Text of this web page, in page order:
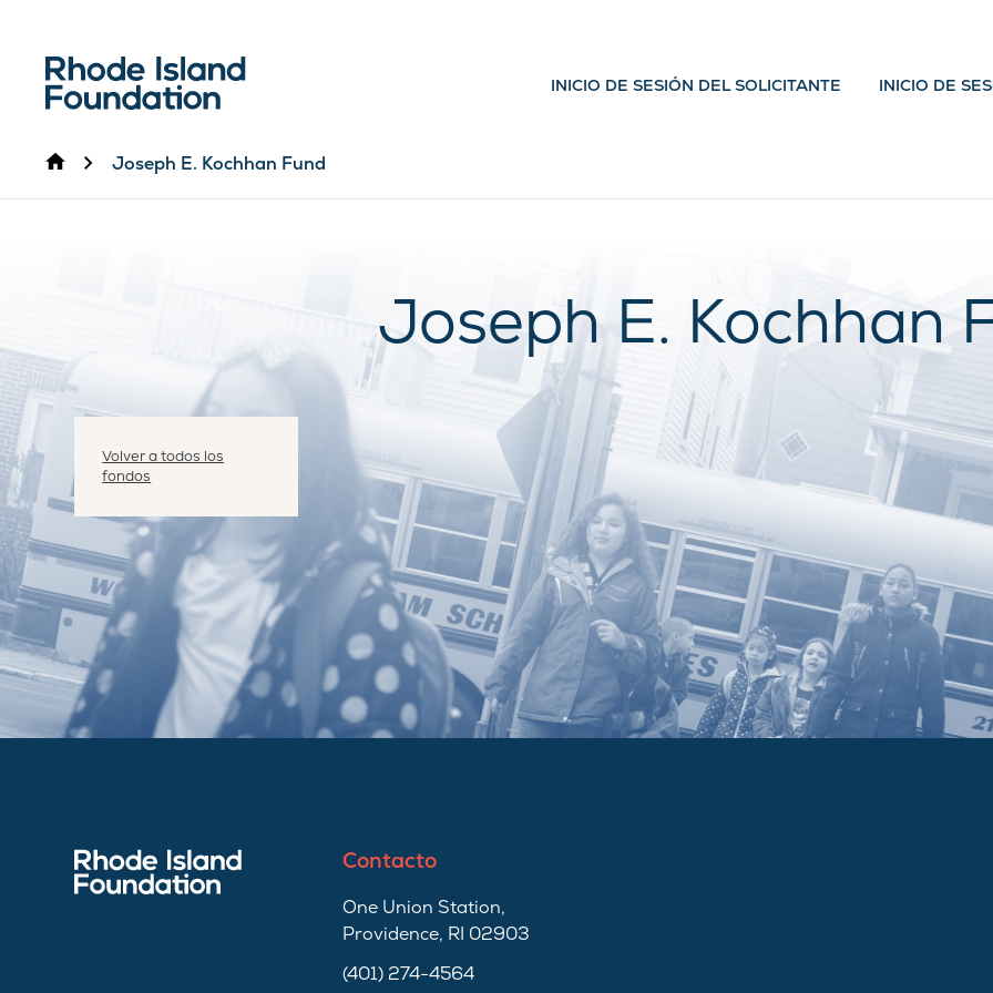
INICIO DE SESIÓN DEL SOLICITANTE INICIO DE
Inicio Joseph E. Kochhan Fund
Joseph E. Kochhan
Volver a todos los
fondos
Contacto
One Union Station,
Providence, RI 02903
(401) 274-4564